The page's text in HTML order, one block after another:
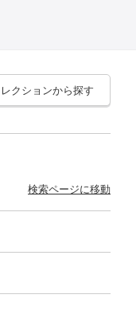
クションから探す
検索ページに移動